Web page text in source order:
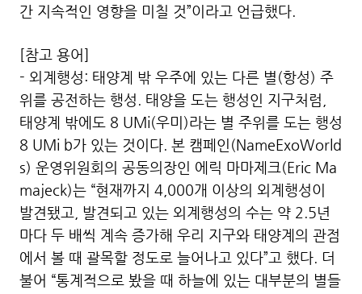
간 지속적인 영향을 미칠 것”이라고 언급했다.
[참고 용어]
- 외계행성: 태양계 밖 우주에 있는 다른 별(항성) 주
위를 공전하는 행성. 태양을 도는 행성인 지구처럼,
태양계 밖에도 8 UMi(우미)라는 별 주위를 도는 행성
8 UMi b가 있는 것이다. 본 캠페인(NameExoWorld
s) 운영위원회의 공동의장인 에릭 마마제크(Eric Ma
majeck)는 “현재까지 4,000개 이상의 외계행성이
발견됐고, 발견되고 있는 외계행성의 수는 약 2.5년
마다 두 배씩 계속 증가해 우리 지구와 태양계의 관점
에서 볼 때 괄목할 정도로 늘어나고 있다”고 했다. 더
불어 “통계적으로 봤을 때 하늘에 있는 대부분의 별들